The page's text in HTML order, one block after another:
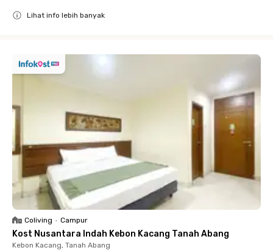
Lihat info lebih banyak
Coliving • Campur
Kost Nusantara Indah Kebon Kacang Tanah Abang
Kebon Kacang, Tanah Abang